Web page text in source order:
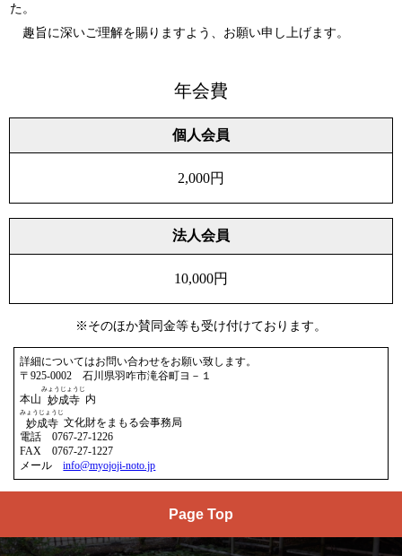
た。
趣旨に深いご理解を賜りますよう、お願い申し上げます。
年会費
個人会員
2,000円
法人会員
10,000円
※そのほか賛同金等も受け付けております。
詳細についてはお問い合わせをお願い致します。
〒925-0002 石川県羽咋市滝谷町ヨ－１
本山 妙成寺
みょうじょうじ
内
妙成寺
みょうじょうじ
文化財をまもる会事務局
電話 0767-27-1226
FAX 0767-27-1227
メールinfo@myojoji-noto.jp
Page Top